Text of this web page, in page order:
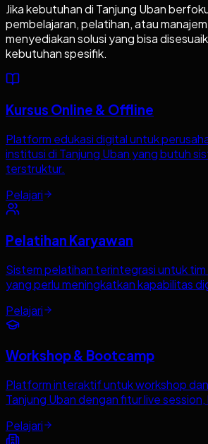
Jika kebutuhan di Tanjung Uban
pembelajaran, pelatihan, atau
menyediakan solusi yang bisa
kebutuhan spesifik.
Kursus Online & Offline
Platform edukasi digital untuk
institusi di Tanjung Uban yang butuh
terstruktur.
Pelajari
Pelatihan Karyawan
Sistem pelatihan terintegrasi untuk tim
yang perlu meningkatkan kapabilitas
Pelajari
Workshop & Bootcamp
Platform interaktif untuk workshop
Tanjung Uban dengan fitur live
Pelajari